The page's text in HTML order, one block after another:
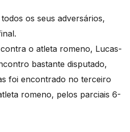
os seus adversários,
o atleta romeno, Lucas-
bastante disputado,
foi encontrado no terceiro
romeno, pelos parciais 6-